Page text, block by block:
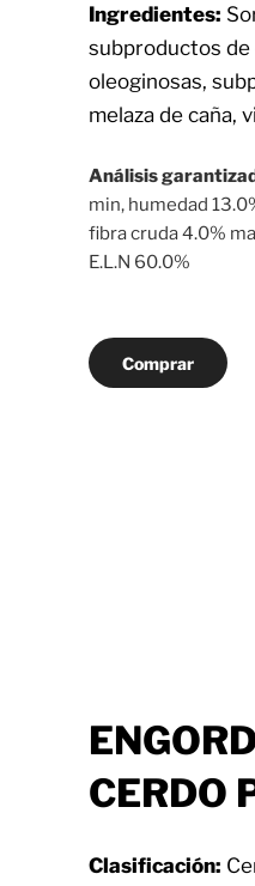
Ingredientes:
subproductos de
oleoginosas,
melaza de caña,
Análisis
min, humedad
fibra cruda 4.0%
E.L.N 60.0%
Comprar
CERDO
Clasificación: